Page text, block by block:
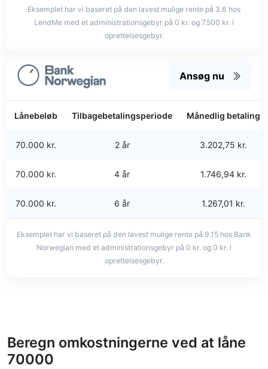
Eksemplet har vi baseret på den lavest mulige rente på 3.6 hos
LendMe med et administrationsgebyr på 0 kr. og 7.500 kr. i
oprettelsesgebyr.
Ansøg nu
Lånebeløb Tilbagebetalingsperiode Månedlig betaling
70.000 kr. 2 år 3.202,75 kr.
70.000 kr. 4 år 1.746,94 kr.
70.000 kr. 6 år 1.267,01 kr.
Eksemplet har vi baseret på den lavest mulige rente på 9.15 hos Bank
Norwegian med et administrationsgebyr på 0 kr. og 0 kr. i
oprettelsesgebyr.
Beregn omkostningerne ved at låne
70000